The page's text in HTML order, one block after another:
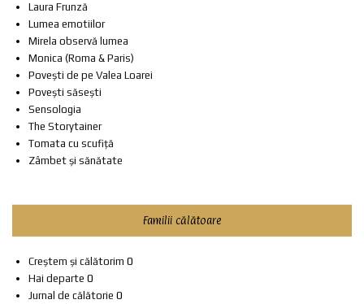
Laura Frunză
Lumea emotiilor
Mirela observă lumea
Monica (Roma & Paris)
Povești de pe Valea Loarei
Povești săsești
Sensologia
The Storytainer
Tomata cu scufiță
Zâmbet și sănătate
Familii călătoare
Creștem și călătorim 0
Hai departe 0
Jurnal de călătorie 0